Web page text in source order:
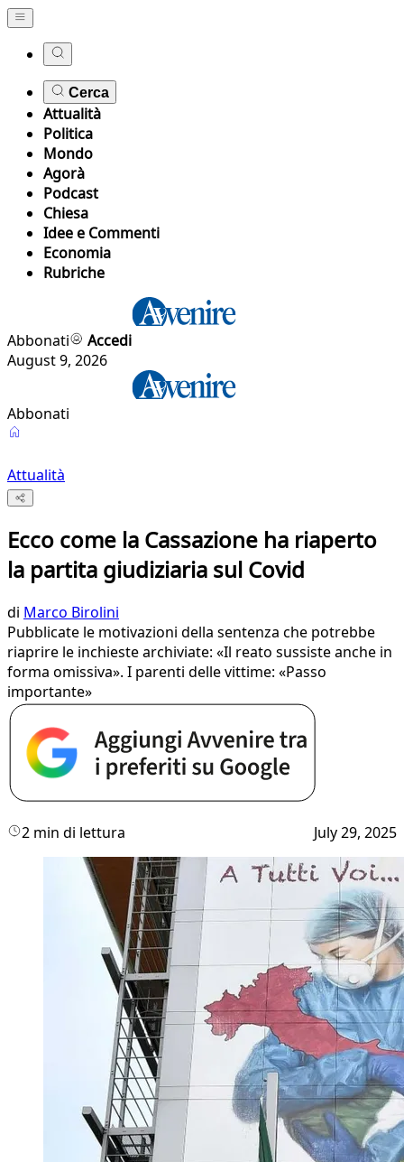
Cerca
Attualità
Politica
Mondo
Agorà
Podcast
Chiesa
Idee e Commenti
Economia
Rubriche
Abbonati
Accedi
August 9, 2026
Abbonati
Attualità
Ecco come la Cassazione ha riaperto
la partita giudiziaria sul Covid
di Marco Birolini
Pubblicate le motivazioni della sentenza che potrebbe
riaprire le inchieste archiviate: «Il reato sussiste anche in
forma omissiva». I parenti delle vittime: «Passo
importante»
2 min di lettura July 29, 2025